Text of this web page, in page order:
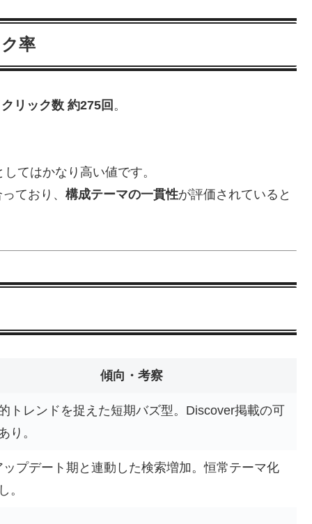
率
リック数 約275回 。
てはかなり高い値です。
ており、 構成テーマの一貫性が評価されていると
傾向・考察
トレンドを捉えた短期バズ型。Discover掲載の可
り。
ップデート期と連動した検索増加。恒常テーマ化
。